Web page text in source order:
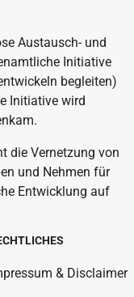
Austausch- und
Initiative
begleiten)
Initiative wird
die Vernetzung von
und Nehmen für
Entwicklung auf
& Disclaimer